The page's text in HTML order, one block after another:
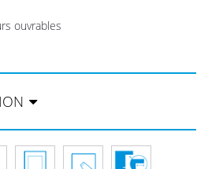
ouvrables